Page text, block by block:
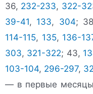
36, 232-233, 322-
39-41, 133, 304;
114-115, 135, 136-
303, 321-322; 43,
103-104, 296-297,
— в первые